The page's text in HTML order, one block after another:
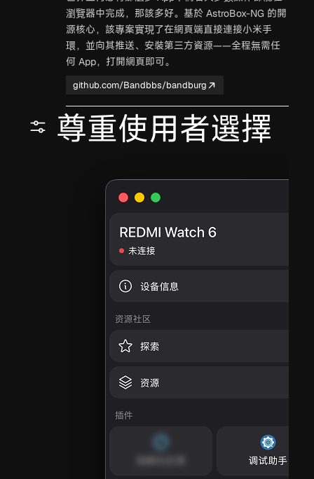
瀏覽器中完成，那該多好。基於 AstroBox-NG 的開
源核心，該專案實現了在網頁端直接連接小米手
環，並向其推送、安裝第三方資源——全程無需任
何 App，打開網頁即可。
github.com/Bandbbs/bandburg
尊重使用者選擇